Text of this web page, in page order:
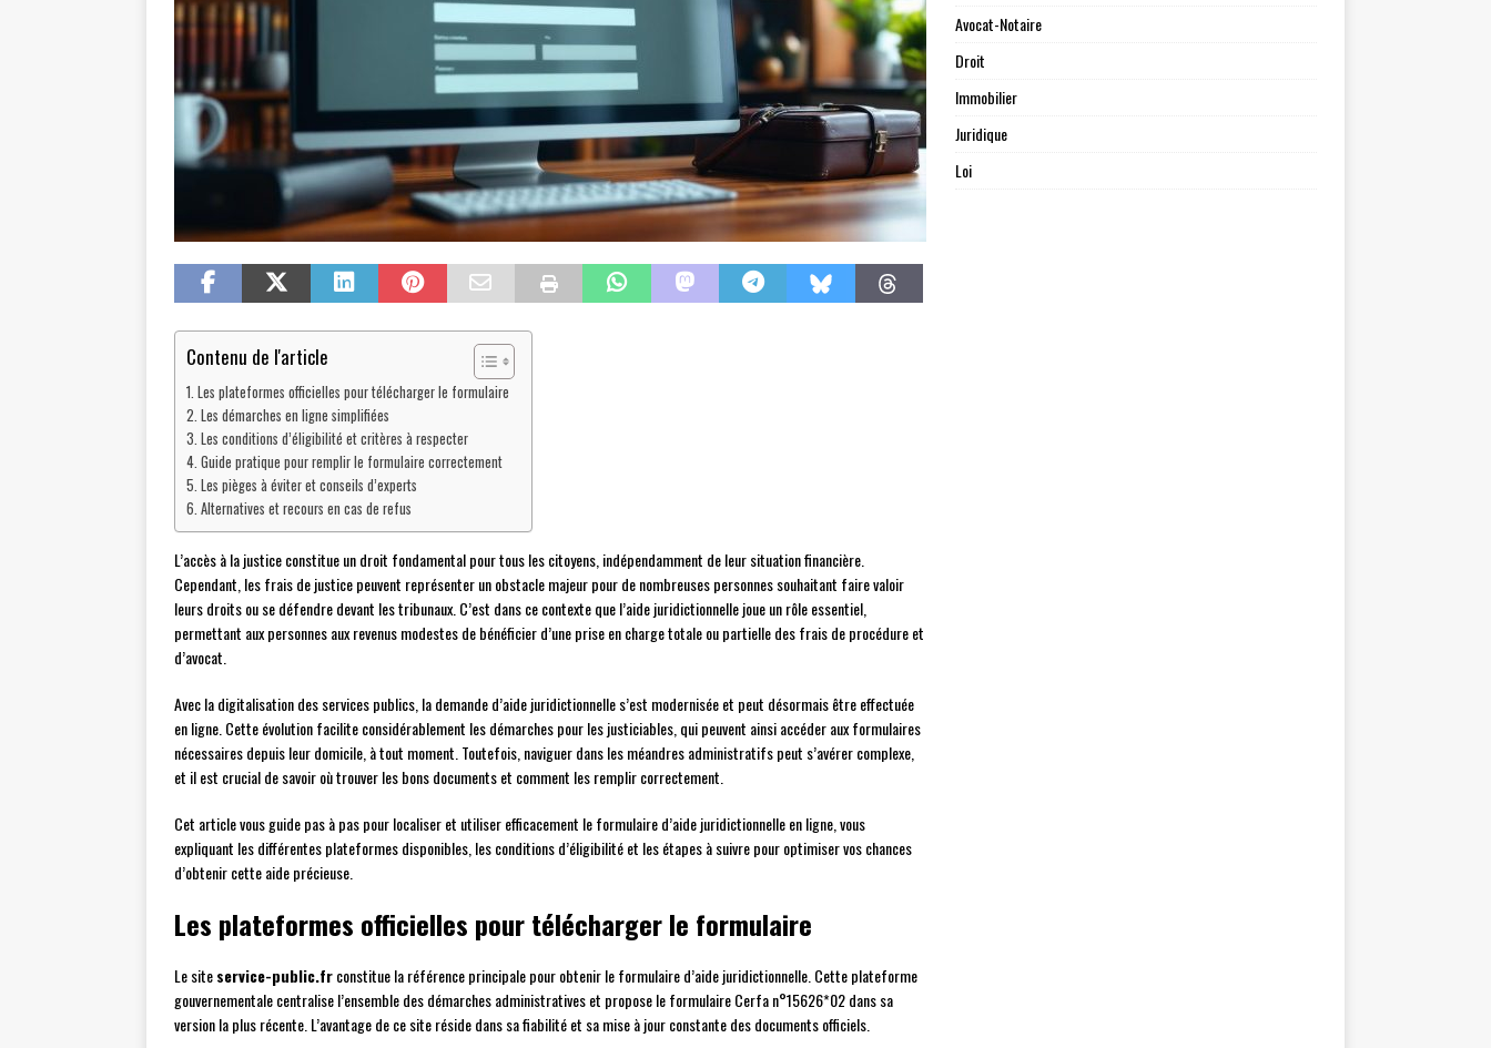
Contenu de l'article
Les plateformes officielles pour télécharger le formulaire
Les démarches en ligne simplifiées
Les conditions d’éligibilité et critères à respecter
Guide pratique pour remplir le formulaire correctement
Les pièges à éviter et conseils d’experts
Alternatives et recours en cas de refus
L’accès à la justice constitue un droit fondamental pour tous les citoyens, indépendamment de leur situation financière.
Cependant, les frais de justice peuvent représenter un obstacle majeur pour de nombreuses personnes souhaitant faire valoir
leurs droits ou se défendre devant les tribunaux. C’est dans ce contexte que l’aide juridictionnelle joue un rôle essentiel,
permettant aux personnes aux revenus modestes de bénéficier d’une prise en charge totale ou partielle des frais de procédure et
d’avocat.
Avec la digitalisation des services publics, la demande d’aide juridictionnelle s’est modernisée et peut désormais être effectuée
en ligne. Cette évolution facilite considérablement les démarches pour les justiciables, qui peuvent ainsi accéder aux formulaires
nécessaires depuis leur domicile, à tout moment. Toutefois, naviguer dans les méandres administratifs peut s’avérer complexe,
et il est crucial de savoir où trouver les bons documents et comment les remplir correctement.
Cet article vous guide pas à pas pour localiser et utiliser efficacement le formulaire d’aide juridictionnelle en ligne, vous
expliquant les différentes plateformes disponibles, les conditions d’éligibilité et les étapes à suivre pour optimiser vos chances
d’obtenir cette aide précieuse.
Les plateformes officielles pour télécharger le formulaire
Le siteservice-public.frconstitue la référence principale pour obtenir le formulaire d’aide juridictionnelle. Cette plateforme
gouvernementale centralise l’ensemble des démarches administratives et propose le formulaire Cerfa n°15626*02 dans sa
version la plus récente. L’avantage de ce site réside dans sa fiabilité et sa mise à jour constante des documents officiels.
Avocat-Notaire
Droit
Immobilier
Juridique
Loi